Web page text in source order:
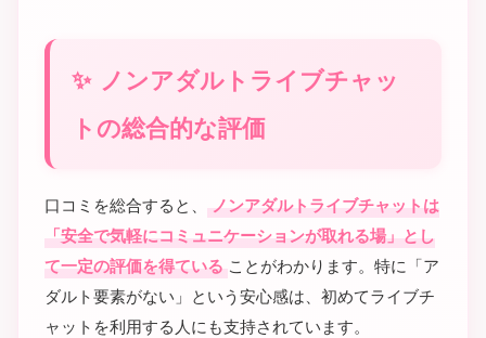
ノンアダルトライブチャッ
トの総合的な評価
口コミを総合すると、
ノンアダルトライブチャットは
「安全で気軽にコミュニケーションが取れる場」とし
て一定の評価を得ている ことがわかります。特に「ア
ダルト要素がない」という安心感は、初めてライブチ
ャットを利用する人にも支持されています。